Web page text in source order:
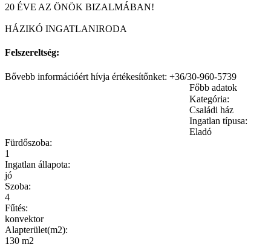
20 ÉVE AZ ÖNÖK BIZALMÁBAN!
HÁZIKÓ INGATLANIRODA
Felszereltség:
Bővebb információért hívja értékesítőnket: +36/30-960-5739
Főbb adatok
Kategória:
Családi ház
Ingatlan típusa:
Eladó
Fürdőszoba:
1
Ingatlan állapota:
jó
Szoba:
4
Fűtés:
konvektor
Alapterület(m2):
130 m2